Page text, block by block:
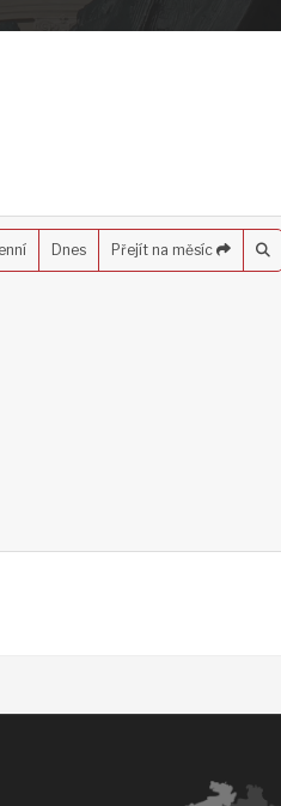
Dnes Přejít na měsíc